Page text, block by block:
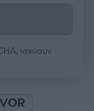
ισχύουν